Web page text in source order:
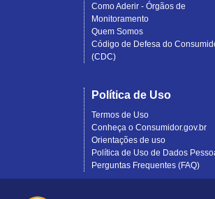
Como Aderir - Órgãos de
Monitoramento
Quem Somos
Código de Defesa do
(CDC)
Política de Uso
Termos de Uso
Conheça o Consumidor.gov.br
Orientações de uso
Política de Uso de Dados
Perguntas Frequentes (FAQ)